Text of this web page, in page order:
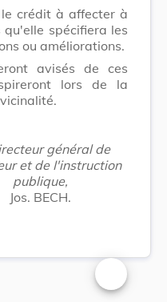
crédit à affecter à
spécifiera les
ou améliorations.
avisés de ces
lors de la
général de
et de I'instruction
publique,
Jos. BECH.
Changer la